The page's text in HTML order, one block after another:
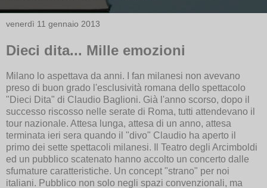
venerdì 11 gennaio 2013
Dieci dita... Mille emozioni
Milano lo aspettava da anni. I fan milanesi non avevano
preso di buon grado l'esclusività romana dello spettacolo
"Dieci Dita" di Claudio Baglioni. Già l'anno scorso, dopo il
successo riscosso nelle serate di Roma, tutti attendevano il
tour nazionale. Attesa lunga, attesa di un anno, attesa
terminata ieri sera quando il "divo" Claudio ha aperto il
primo dei sette spettacoli milanesi. Il Teatro degli Arcimboldi
ed un pubblico scatenato hanno accolto un concerto dalle
sfumature caratteristiche. Un concept "strano" per noi
italiani. Pubblico non solo negli spazi convenzionali, ma